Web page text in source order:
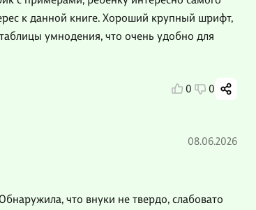
к данной книге. Хороший крупный шрифт,
умнодения, что очень удобно для
0 0
08.06.2026
что внуки не твердо, слабовато